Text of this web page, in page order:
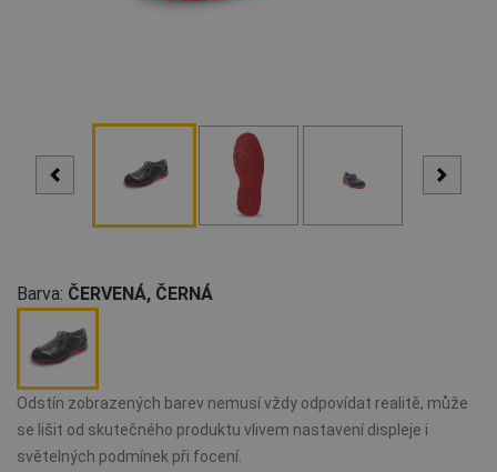
Barva: ČERVENÁ, ČERNÁ
Odstín zobrazených barev nemusí vždy odpovídat realitě, může
se lišit od skutečného produktu vlivem nastavení displeje i
světelných podmínek při focení.